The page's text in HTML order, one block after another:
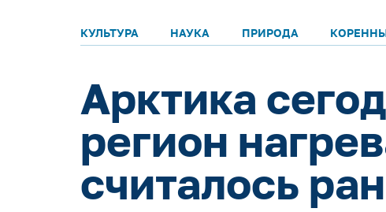
КУЛЬТУРА НАУКА ПРИРОДА
Арктика
регион
считалось